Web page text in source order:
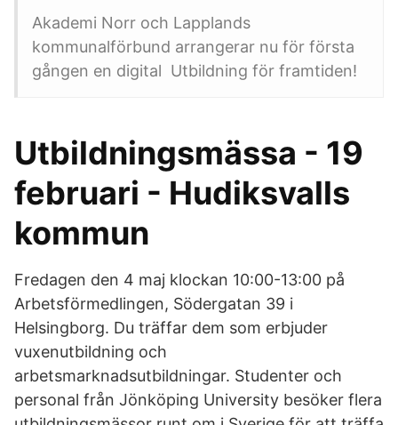
Akademi Norr och Lapplands
kommunalförbund arrangerar nu för första
gången en digital Utbildning för framtiden!
Utbildningsmässa - 19
februari - Hudiksvalls
kommun
Fredagen den 4 maj klockan 10:00-13:00 på
Arbetsförmedlingen, Södergatan 39 i
Helsingborg. Du träffar dem som erbjuder
vuxenutbildning och
arbetsmarknadsutbildningar. Studenter och
personal från Jönköping University besöker flera